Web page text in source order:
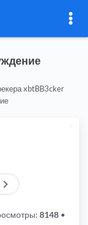
xbtBB3cker
След.
8148 •